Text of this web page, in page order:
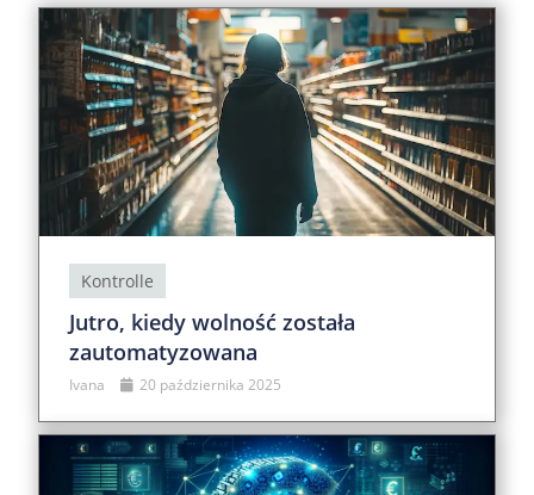
Kontrolle
Jutro, kiedy wolność została
zautomatyzowana
Ivana 20 października 2025